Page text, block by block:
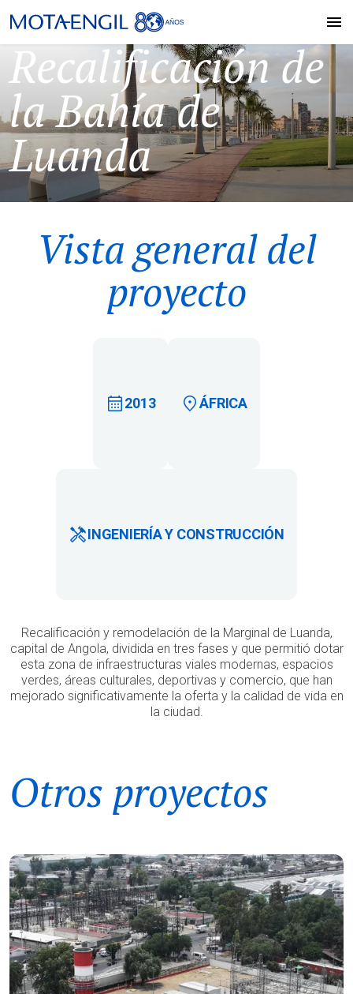
Recalificación de
la Bahía de
Luanda
Vista general del
proyecto
2013 ÁFRICA
INGENIERÍA Y CONSTRUCCIÓN
Recalificación y remodelación de la Marginal de Luanda,
capital de Angola, dividida en tres fases y que permitió dotar
esta zona de infraestructuras viales modernas, espacios
verdes, áreas culturales, deportivas y comercio, que han
mejorado significativamente la oferta y la calidad de vida en
la ciudad.
Otros proyectos